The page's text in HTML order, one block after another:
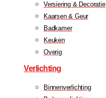
Versiering & Decoratie
Kaarsen & Geur
Badkamer
Keuken
Overig
Verlichting
Binnenverlichting